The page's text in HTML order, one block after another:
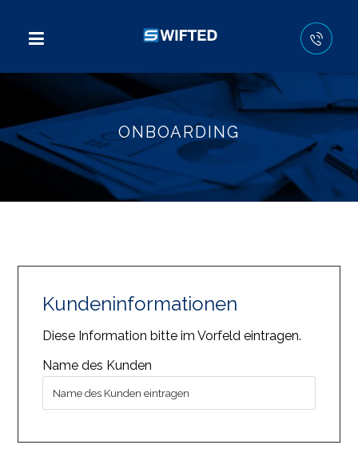
ONBOARDING
Kundeninformationen
Diese Information bitte im Vorfeld eintragen.
Name des Kunden